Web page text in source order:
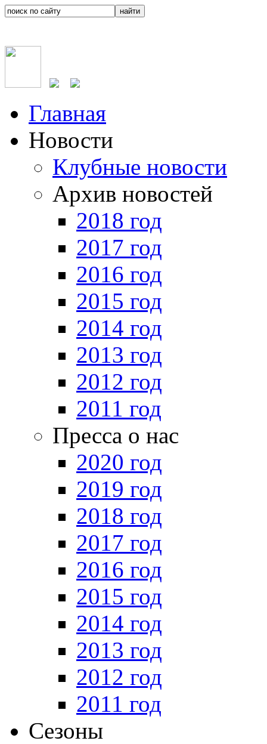
Главная
Новости
Клубные новости
Архив новостей
2018 год
2017 год
2016 год
2015 год
2014 год
2013 год
2012 год
2011 год
Пресса о нас
2020 год
2019 год
2018 год
2017 год
2016 год
2015 год
2014 год
2013 год
2012 год
2011 год
Сезоны